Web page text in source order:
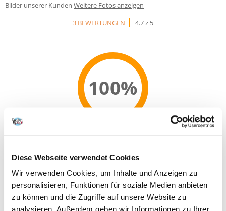
Diese Webseite verwendet Cookies
Wir verwenden Cookies, um Inhalte und Anzeigen zu
personalisieren, Funktionen für soziale Medien anbieten
zu können und die Zugriffe auf unsere Website zu
analysieren. Außerdem geben wir Informationen zu Ihrer
Bilder unserer Kunden Weitere Fotos anzeigen
3 BEWERTUNGEN
4.7 z 5
100%
Recommend
Produktbeschreibung
Taste Of The Wild ist ein gesundes und leckeres Futter, das Ihrem Hund